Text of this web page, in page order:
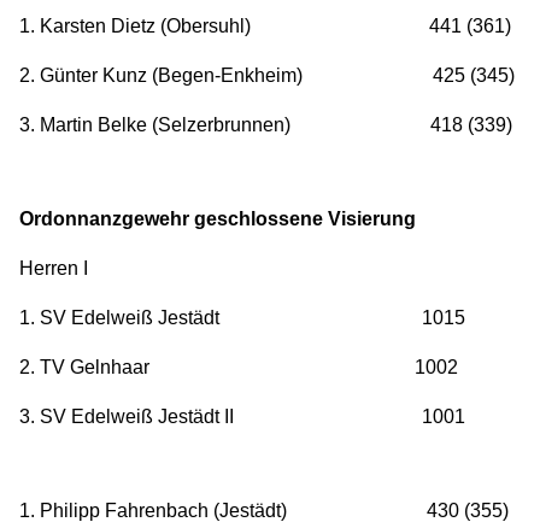
1. Karsten Dietz (Obersuhl) 441 (361)
2. Günter Kunz (Begen-Enkheim) 425 (345)
3. Martin Belke (Selzerbrunnen) 418 (339)
Ordonnanzgewehr geschlossene Visierung
Herren I
1. SV Edelweiß Jestädt 1015
2. TV Gelnhaar 1002
3. SV Edelweiß Jestädt II 1001
1. Philipp Fahrenbach (Jestädt) 430 (355)